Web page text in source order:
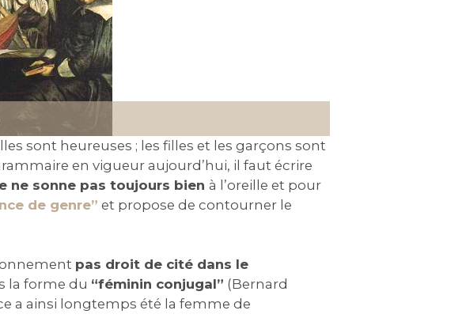
sont heureuses ; les filles et les garçons sont
en vigueur aujourd’hui, il faut écrire
ne sonne pas toujours bien à l’oreille et pour
de genre” et propose de contourner le
pas droit de cité dans le
la forme du “féminin conjugal” (Bernard
a ainsi longtemps été la femme de